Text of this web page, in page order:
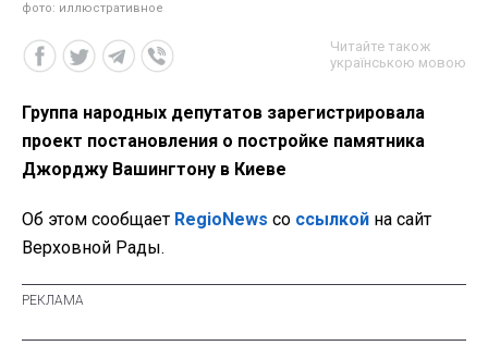
фото: иллюстративное
Читайте також
українською мовою
Группа народных депутатов зарегистрировала
проект постановления о постройке памятника
Джорджу Вашингтону в Киеве
Об этом сообщает RegioNews со ссылкой на сайт
Верховной Рады.